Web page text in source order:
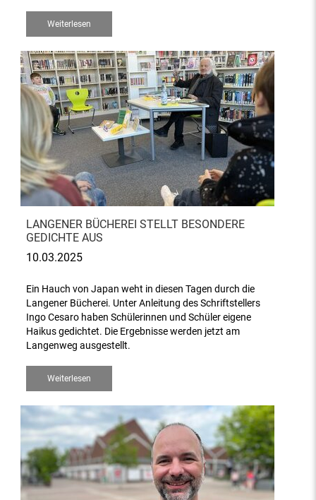
Weiterlesen
LANGENER BÜCHEREI STELLT BESONDERE
GEDICHTE AUS
10.03.2025
Ein Hauch von Japan weht in diesen Tagen durch die
Langener Bücherei. Unter Anleitung des Schriftstellers
Ingo Cesaro haben Schülerinnen und Schüler eigene
Haikus gedichtet. Die Ergebnisse werden jetzt am
Langenweg ausgestellt.
Weiterlesen